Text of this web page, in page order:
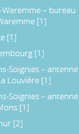
– bureau
Waremme – bureau
[1]
[1]
[1]
– antenne
Soignies – antenne
Louvière [1]
– antenne
Soignies – antenne
[1]
[2]